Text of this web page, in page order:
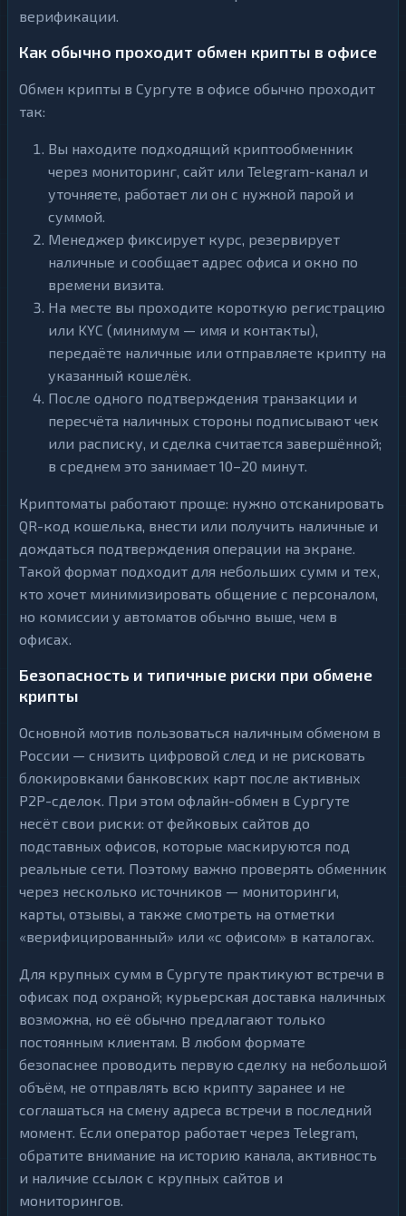
верификации.
Как обычно проходит обмен крипты в офисе
Обмен крипты в Сургуте в офисе обычно проходит
так:
Вы находите подходящий криптообменник
через мониторинг, сайт или Telegram-канал и
уточняете, работает ли он с нужной парой и
суммой.
Менеджер фиксирует курс, резервирует
наличные и сообщает адрес офиса и окно по
времени визита.
На месте вы проходите короткую регистрацию
или KYC (минимум — имя и контакты),
передаёте наличные или отправляете крипту на
указанный кошелёк.
После одного подтверждения транзакции и
пересчёта наличных стороны подписывают чек
или расписку, и сделка считается завершённой;
в среднем это занимает 10–20 минут.
Криптоматы работают проще: нужно отсканировать
QR-код кошелька, внести или получить наличные и
дождаться подтверждения операции на экране.
Такой формат подходит для небольших сумм и тех,
кто хочет минимизировать общение с персоналом,
но комиссии у автоматов обычно выше, чем в
офисах.
Безопасность и типичные риски при обмене
крипты
Основной мотив пользоваться наличным обменом в
России — снизить цифровой след и не рисковать
блокировками банковских карт после активных
P2P-сделок. При этом офлайн-обмен в Сургуте
несёт свои риски: от фейковых сайтов до
подставных офисов, которые маскируются под
реальные сети. Поэтому важно проверять обменник
через несколько источников — мониторинги,
карты, отзывы, а также смотреть на отметки
«верифицированный» или «с офисом» в каталогах.
Для крупных сумм в Сургуте практикуют встречи в
офисах под охраной; курьерская доставка наличных
возможна, но её обычно предлагают только
постоянным клиентам. В любом формате
безопаснее проводить первую сделку на небольшой
объём, не отправлять всю крипту заранее и не
соглашаться на смену адреса встречи в последний
момент. Если оператор работает через Telegram,
обратите внимание на историю канала, активность
и наличие ссылок с крупных сайтов и
мониторингов.